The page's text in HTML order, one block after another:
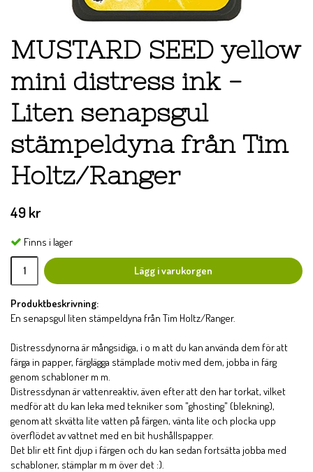
MUSTARD SEED yellow
mini distress ink -
Liten senapsgul
stämpeldyna från Tim
Holtz/Ranger
49 kr
Finns i lager
Lägg i varukorgen
Produktbeskrivning:
En senapsgul liten stämpeldyna från Tim Holtz/Ranger.
Distressdynorna är mångsidiga, i o m att du kan använda dem för att
färga in papper, färglägga stämplade motiv med dem, jobba in färg
genom schabloner m m.
Distressdynan är vattenreaktiv, även efter att den har torkat, vilket
medför att du kan leka med tekniker som "ghosting" (blekning),
genom att skvätta lite vatten på färgen, vänta lite och plocka upp
överflödet av vattnet med en bit hushållspapper.
Det blir ett fint djup i färgen och du kan sedan fortsätta jobba med
schabloner, stämplar m m över det :).